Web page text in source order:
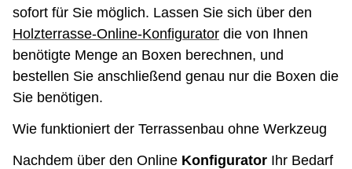
sofort für Sie möglich. Lassen Sie sich über den
Holzterrasse-Online-Konfigurator die von Ihnen
benötigte Menge an Boxen berechnen, und
bestellen Sie anschließend genau nur die Boxen die
Sie benötigen.
Wie funktioniert der Terrassenbau ohne Werkzeug
Nachdem über den Online Konfigurator Ihr Bedarf